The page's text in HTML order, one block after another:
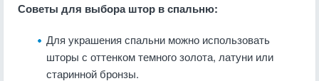
Советы для выбора штор в спальню:
Для украшения спальни можно использовать
шторы с оттенком темного золота, латуни или
старинной бронзы.